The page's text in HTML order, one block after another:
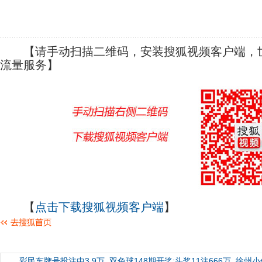
【请手动扫描二维码，安装搜狐视频客户端，
流量服务】
【 点击下载搜狐视频客户端】